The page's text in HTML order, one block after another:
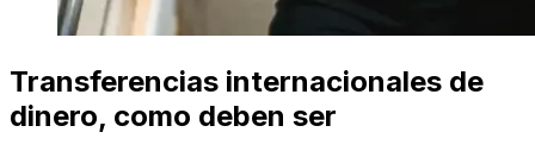
Transferencias internacionales de
dinero, como deben ser